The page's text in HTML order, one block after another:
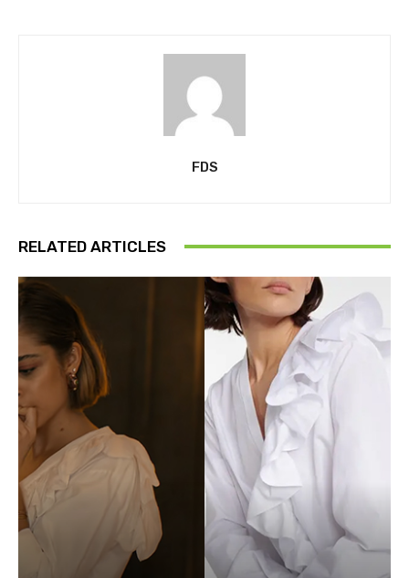
FDS
RELATED ARTICLES